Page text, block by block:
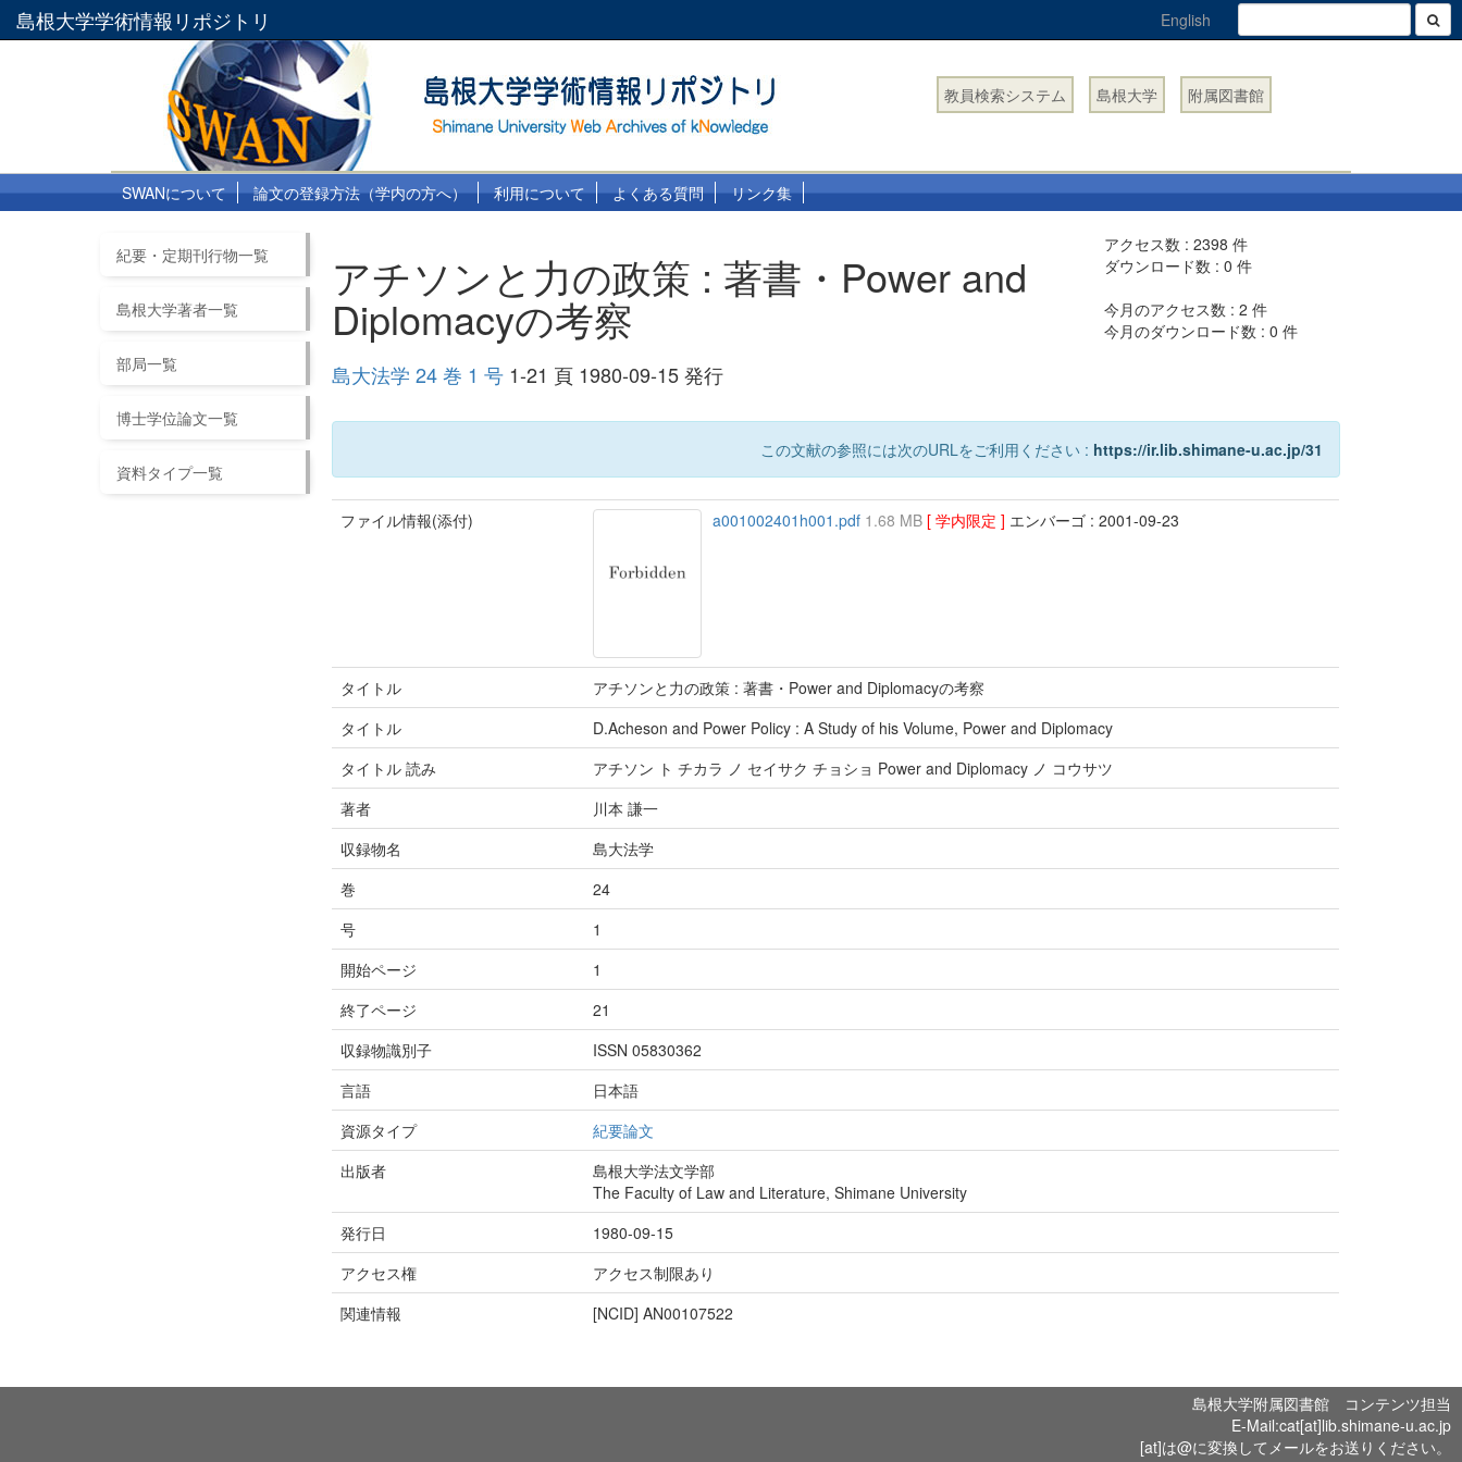
島根大学学術情報リポジトリ English
教員検索システム 島根大学 附属図書館
SWANについて 論文の登録方法（学内の方へ） 利用について よくある質問 リンク集
紀要・定期刊行物一覧
島根大学著者一覧
部局一覧
博士学位論文一覧
資料タイプ一覧
アチソンと力の政策 : 著書・Power and
Diplomacyの考察
島大法学 24 巻 1 号 1-21 頁 1980-09-15 発行
アクセス数 :2398 件
ダウンロード数 :0 件
今月のアクセス数 :2 件
今月のダウンロード数 :0 件
この文献の参照には次のURLをご利用ください : https://ir.lib.shimane-u.ac.jp/31
ファイル情報(添付) a001002401h001.pdf 1.68 MB [ 学内限定 ] エンバーゴ : 2001-09-23
タイトル
アチソンと力の政策 : 著書・Power and Diplomacyの考察
タイトル
D.Acheson and Power Policy : A Study of his Volume, Power and Diplomacy
タイトル 読み
アチソン ト チカラ ノ セイサク チョショ Power and Diplomacy ノ コウサツ
著者
川本 謙一
収録物名
島大法学
巻
24
号
1
開始ページ
1
終了ページ
21
収録物識別子
ISSN 05830362
言語
日本語
資源タイプ
紀要論文
出版者
島根大学法文学部
The Faculty of Law and Literature, Shimane University
発行日
1980-09-15
アクセス権
アクセス制限あり
関連情報
[NCID] AN00107522
島根大学附属図書館 コンテンツ担当
E-Mail:cat[at]lib.shimane-u.ac.jp
[at]は@に変換してメールをお送りください。